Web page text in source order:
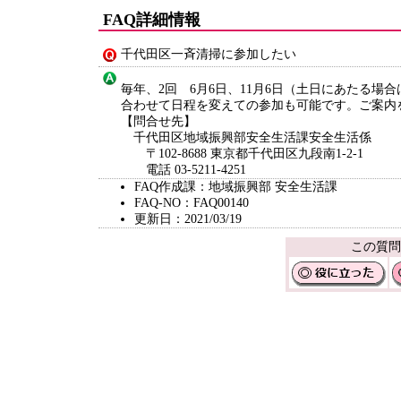
FAQ詳細情報
千代田区一斉清掃に参加したい
毎年、2回 6月6日、11月6日（土日にあたる場
合わせて日程を変えての参加も可能です。ご案
【問合せ先】
千代田区地域振興部安全生活課安全生活係
〒102-8688 東京都千代田区九段南1-2-1
電話 03-5211-4251
FAQ作成課：地域振興部 安全生活課
FAQ-NO：FAQ00140
更新日：2021/03/19
この質